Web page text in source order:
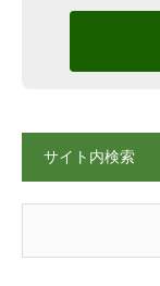
サイト内検索